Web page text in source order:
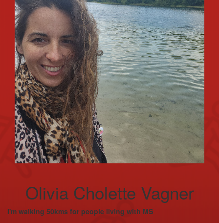
Olivia Cholette Vagner
I'm walking 50kms for people living with MS